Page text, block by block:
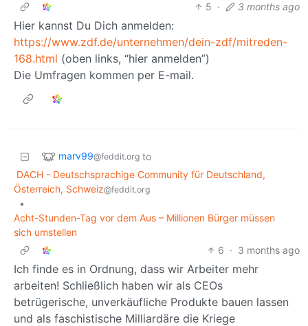
5 · 3 months ago
Hier kannst Du Dich anmelden:
https://www.zdf.de/unternehmen/dein-zdf/mitreden-
168.html (oben links, “hier anmelden”)
Die Umfragen kommen per E-mail.
marv99@feddit.org to
DACH - Deutschsprachige Community für Deutschland,
Österreich, Schweiz@feddit.org
•
Acht-Stunden-Tag vor dem Aus – Millionen Bürger müssen
sich umstellen
6 · 3 months ago
Ich finde es in Ordnung, dass wir Arbeiter mehr
arbeiten! Schließlich haben wir als CEOs
betrügerische, unverkäufliche Produkte bauen lassen
und als faschistische Milliardäre die Kriege